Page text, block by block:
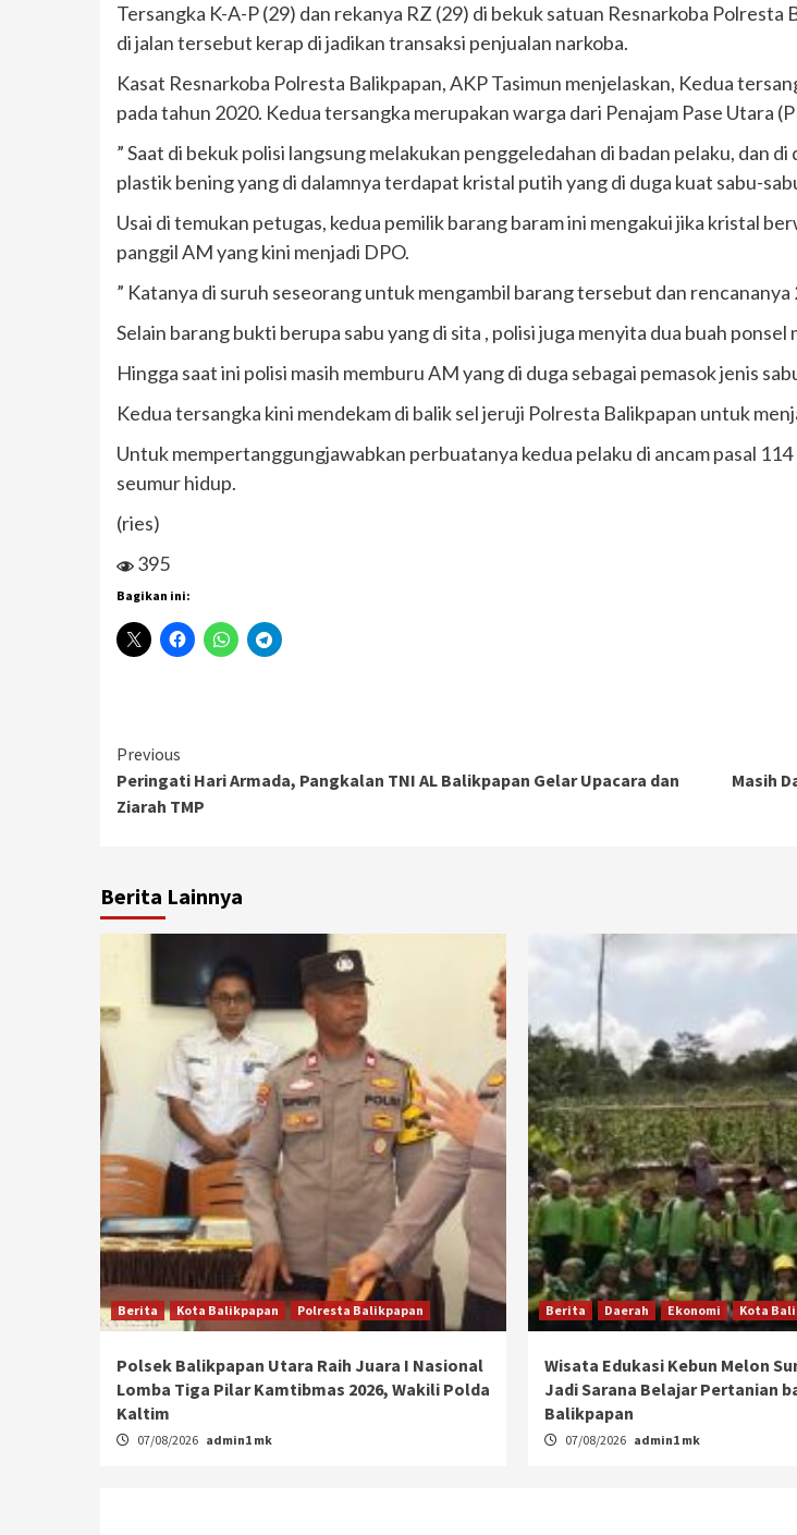
Tersangka K-A-P (29) dan rekanya RZ (29) di bekuk satuan Resnarkoba
di jalan tersebut kerap di jadikan transaksi penjualan narkoba.
Kasat Resnarkoba Polresta Balikpapan, AKP Tasimun menjelaskan, Kedua
pada tahun 2020. Kedua tersangka merupakan warga dari Penajam Pase Utara
” Saat di bekuk polisi langsung melakukan penggeledahan di badan pelaku, dan
plastik bening yang di dalamnya terdapat kristal putih yang di duga kuat sabu-
Usai di temukan petugas, kedua pemilik barang baram ini mengakui jika kristal
panggil AM yang kini menjadi DPO.
” Katanya di suruh seseorang untuk mengambil barang tersebut dan rencananya
Selain barang bukti berupa sabu yang di sita , polisi juga menyita dua buah ponsel
Hingga saat ini polisi masih memburu AM yang di duga sebagai pemasok jenis
Kedua tersangka kini mendekam di balik sel jeruji Polresta Balikpapan untuk
Untuk mempertanggungjawabkan perbuatanya kedua pelaku di ancam pasal
seumur hidup.
(ries)
395
Bagikan ini:
Continue
Reading
Previous
Peringati Hari Armada, Pangkalan TNI AL Balikpapan Gelar Upacara dan
Ziarah TMP
Masih
Berita Lainnya
Berita Kota Balikpapan Polresta Balikpapan
Polsek Balikpapan Utara Raih Juara I Nasional
Lomba Tiga Pilar Kamtibmas 2026, Wakili Polda
Kaltim
07/08/2026 admin1 mk
Berita Daerah Ekonomi Kota
Wisata Edukasi Kebun Melon
Jadi Sarana Belajar Pertanian
Balikpapan
07/08/2026 admin1 mk